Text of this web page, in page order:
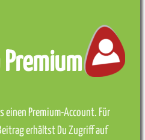
einen Premium-Account. Für
erhältst Du Zugriff auf